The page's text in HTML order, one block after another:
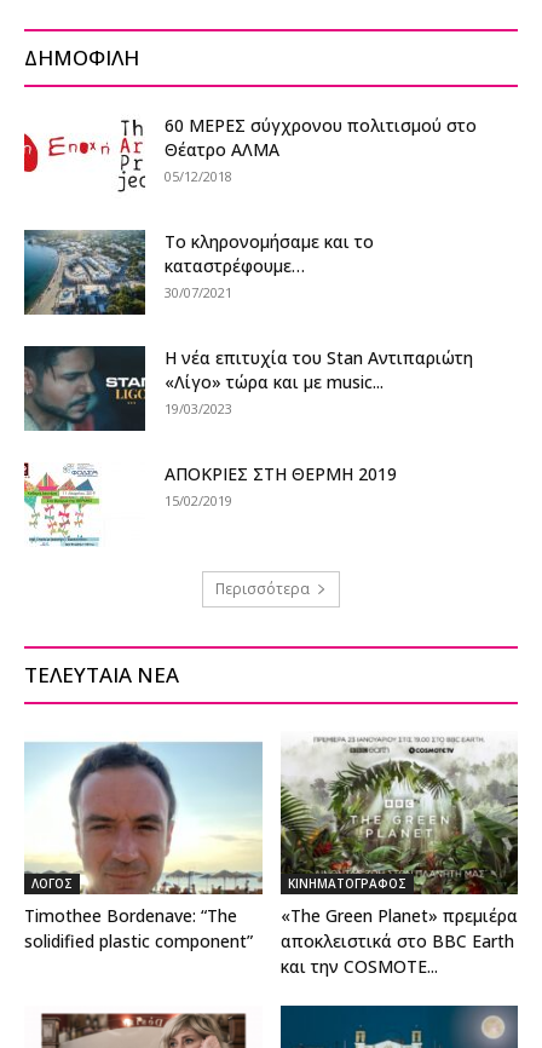
ΔΗΜΟΦΙΛΗ
60 ΜΕΡΕΣ σύγχρονου πολιτισμού στο
Θέατρο ΑΛΜΑ
05/12/2018
Το κληρονομήσαμε και το
καταστρέφουμε…
30/07/2021
Η νέα επιτυχία του Stan Αντιπαριώτη
«Λίγο» τώρα και με music...
19/03/2023
ΑΠΟΚΡΙΕΣ ΣΤΗ ΘΕΡΜΗ 2019
15/02/2019
Περισσότερα
ΤΕΛΕΥΤΑΙΑ ΝΕΑ
ΛΟΓΟΣ
Timothee Bordenave: “The
solidified plastic component”
ΚΙΝΗΜΑΤΟΓΡΑΦΟΣ
«The Green Planet» πρεμιέρα
αποκλειστικά στο BBC Earth
και την COSMOTE...